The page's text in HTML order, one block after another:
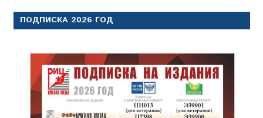
ПОДПИСКА 2026 ГОД